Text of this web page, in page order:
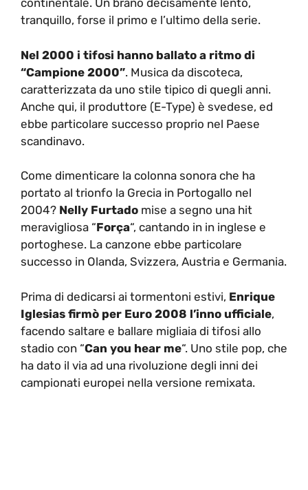
continentale. Un brano decisamente lento,
tranquillo, forse il primo e l’ultimo della serie.
Nel 2000 i tifosi hanno ballato a ritmo di
“Campione 2000”. Musica da discoteca,
caratterizzata da uno stile tipico di quegli anni.
Anche qui, il produttore (E-Type) è svedese, ed
ebbe particolare successo proprio nel Paese
scandinavo.
Come dimenticare la colonna sonora che ha
portato al trionfo la Grecia in Portogallo nel
2004? Nelly Furtado mise a segno una hit
meravigliosa “Força“, cantando in in inglese e
portoghese. La canzone ebbe particolare
successo in Olanda, Svizzera, Austria e Germania.
Prima di dedicarsi ai tormentoni estivi, Enrique
Iglesias firmò per Euro 2008 l’inno ufficiale,
facendo saltare e ballare migliaia di tifosi allo
stadio con “Can you hear me“. Uno stile pop, che
ha dato il via ad una rivoluzione degli inni dei
campionati europei nella versione remixata.